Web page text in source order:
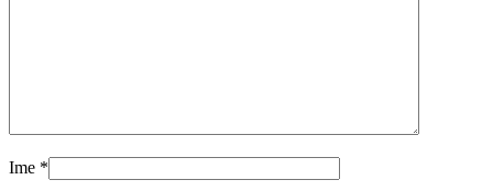
Ime *